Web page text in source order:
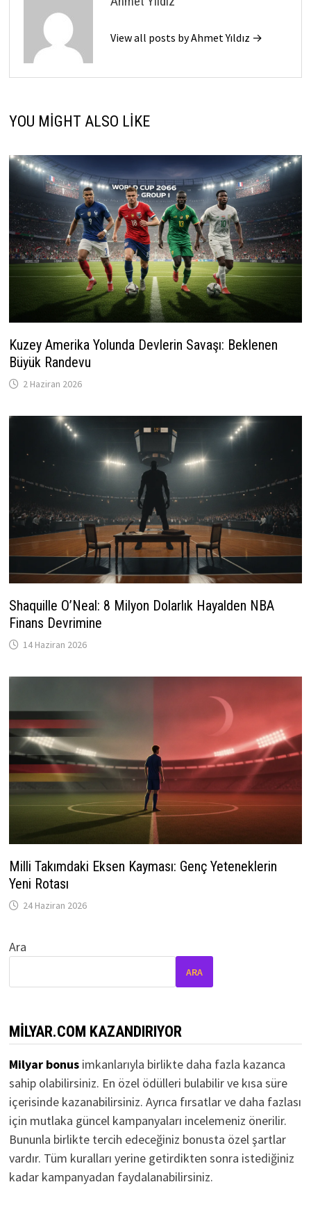
View all posts by Ahmet Yıldız →
YOU MIGHT ALSO LIKE
Kuzey Amerika Yolunda Devlerin Savaşı: Beklenen
Büyük Randevu
2 Haziran 2026
Shaquille O’Neal: 8 Milyon Dolarlık Hayalden NBA
Finans Devrimine
14 Haziran 2026
Milli Takımdaki Eksen Kayması: Genç Yeteneklerin
Yeni Rotası
24 Haziran 2026
Ara
ARA
MILYAR.COM KAZANDIRIYOR
Milyar bonus imkanlarıyla birlikte daha fazla kazanca
sahip olabilirsiniz. En özel ödülleri bulabilir ve kısa süre
içerisinde kazanabilirsiniz. Ayrıca fırsatlar ve daha fazlası
için mutlaka güncel kampanyaları incelemeniz önerilir.
Bununla birlikte tercih edeceğiniz bonusta özel şartlar
vardır. Tüm kuralları yerine getirdikten sonra istediğiniz
kadar kampanyadan faydalanabilirsiniz.